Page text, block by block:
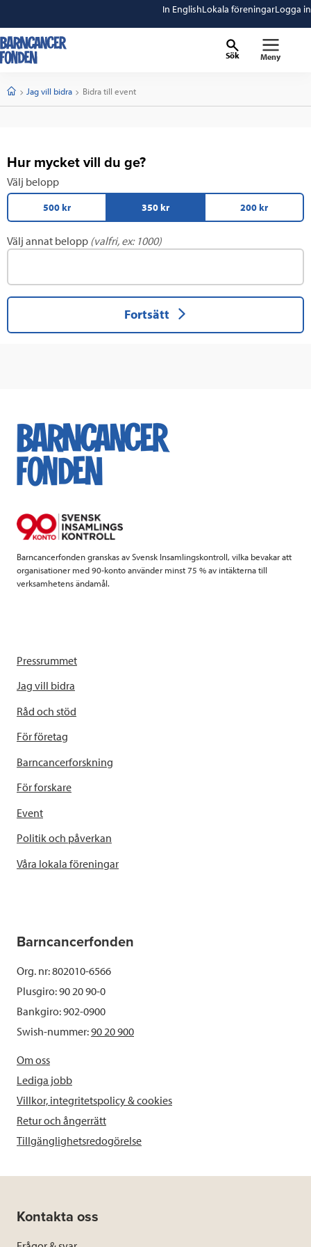
In EnglishLokala föreningarLogga in
Sök Meny
StartJag vill bidra Current:
Bidra till event
Hur mycket vill du ge?
Välj belopp
500 kr 350 kr 200 kr
Välj annat belopp (valfri, ex: 1000)
Klicka
för
Fortsätt
Barncancerfonden granskas av Svensk Insamlingskontroll, vilka bevakar att
organisationer med 90-konto använder minst 75 % av intäkterna till
verksamhetens ändamål.
Pressrummet
Jag vill bidra
Råd och stöd
För företag
Barncancerforskning
För forskare
Event
Politik och påverkan
Våra lokala föreningar
Barncancerfonden
Org. nr: 802010-6566
Plusgiro: 90 20 90-0
Bankgiro: 902-0900
Swish-nummer:90 20 900
Om oss
Lediga jobb
Villkor, integritetspolicy & cookies
Retur och ångerrätt
Tillgänglighetsredogörelse
Kontakta oss